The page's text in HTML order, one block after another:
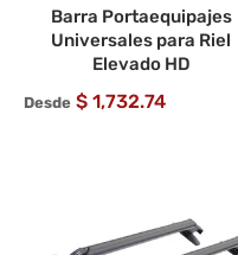
Barra Portaequipajes
Universales para Riel
Elevado HD
Desde $ 1,732.74